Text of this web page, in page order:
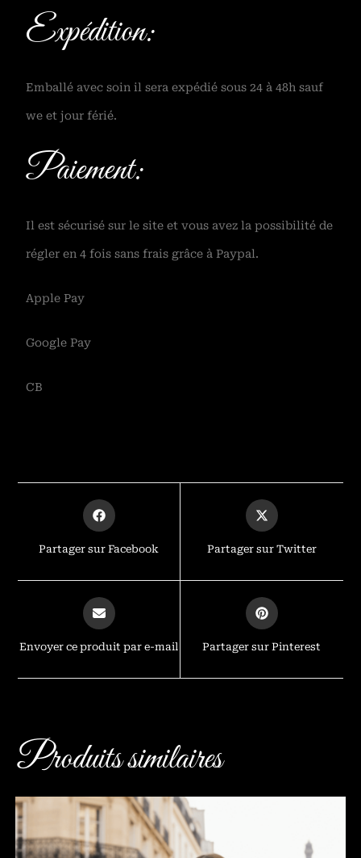
Expédition:
Emballé avec soin il sera expédié sous 24 à 48h sauf
we et jour férié.
Paiement:
Il est sécurisé sur le site et vous avez la possibilité de
régler en 4 fois sans frais grâce à Paypal.
Apple Pay
Google Pay
CB
Partager sur Facebook Partager sur Twitter
Envoyer ce produit par e-mail Partager sur Pinterest
Produits similaires